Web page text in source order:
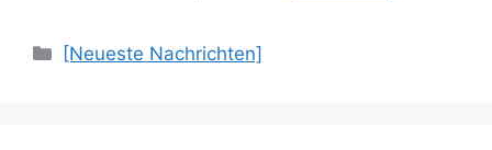
Categories
[Neueste Nachrichten]